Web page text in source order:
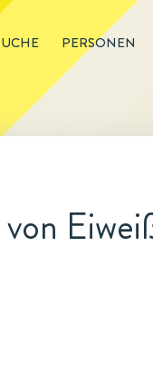
PERSONEN